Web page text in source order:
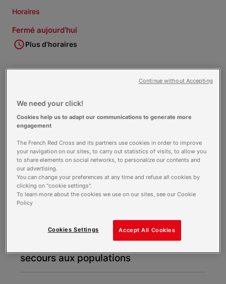
Horaires
Fermé aujourd'hui
Plus d'horaires
Accueil de jour
Domiciliation administrative
Epicerie Sociale
Opérations d'urgence et de
secours aux populations
We need your click!
Cookies help us to adapt our communications to generate more
engagement
The French Red Cross and its partners use cookies in order to improve
your navigation on our sites, to carry out statistics of visits, to allow you
to share elements on social networks, to personalize our contents and
our advertising.
You can change your preferences at any time and refuse all cookies by
clicking on "cookie settings".
To learn more about the cookies we use on our sites, see our Cookie
Policy
Accept All Cookies
Cookies Settings
Continue without Accepting